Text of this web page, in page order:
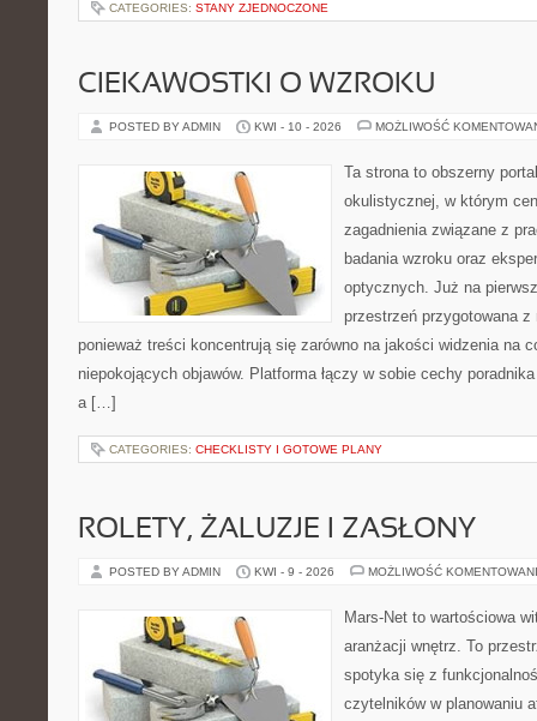
CATEGORIES: STANY ZJEDNOCZONE
CIEKAWOSTKI O WZROKU
POSTED BY ADMIN KWI - 10 - 2026 MOŻLIWOŚĆ
Ta strona to obszerny
okulistycznej, w którym
zagadnienia związane z
badania wzroku oraz
optycznych. Już na
przestrzeń przygotowana
ponieważ treści koncentrują się zarówno na jakości widzenia na
niepokojących objawów. Platforma łączy w sobie cechy
a […]
CATEGORIES: CHECKLISTY I GOTOWE PLANY
ROLETY, ŻALUZJE I ZASŁONY
POSTED BY ADMIN KWI - 9 - 2026 MOŻLIWOŚĆ
Mars-Net to wartościowa
aranżacji wnętrz. To
spotyka się z
czytelników w planowaniu